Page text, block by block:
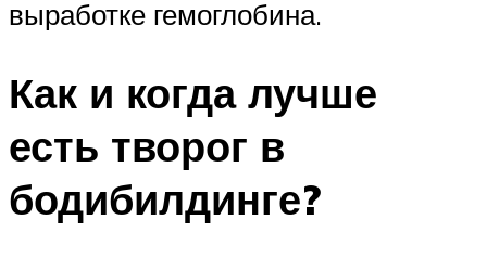
выработке гемоглобина.
Как и когда лучше
есть творог в
бодибилдинге?